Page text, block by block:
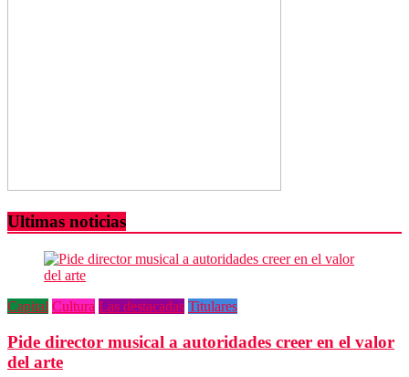
Ultimas noticias
Capital Cultura Las destacadas Titulares
Pide director musical a autoridades creer en el valor
del arte